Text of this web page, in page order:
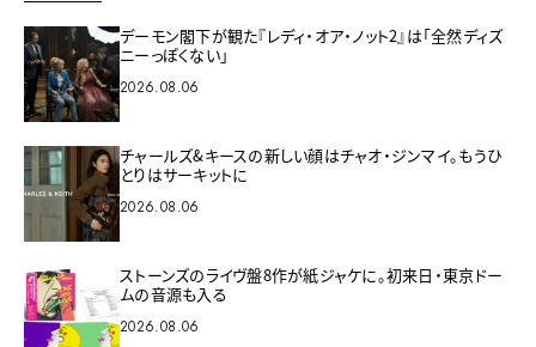
デーモン閣下が観た『レディ・オア・ノット2』は「全然ディズ
ニーっぽくない」
2026.08.06
チャールズ&キースの新しい顔はチャオ・ジンマイ。もうひ
とりはサーキットに
2026.08.06
ストーンズのライヴ盤8作が紙ジャケに。初来日・東京ドー
ムの音源も入る
2026.08.06